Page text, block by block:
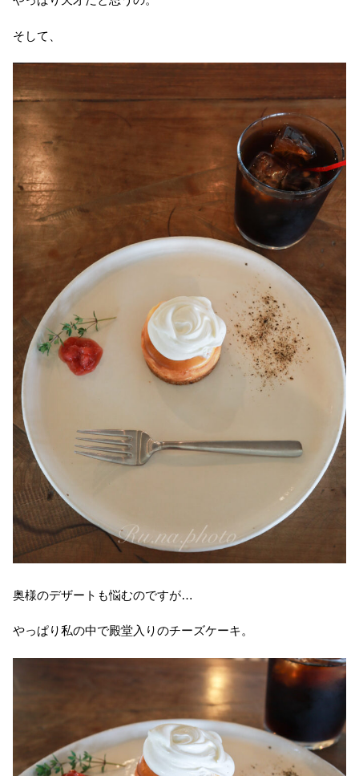
そして、
奥様のデザートも悩むのですが…
やっぱり私の中で殿堂入りのチーズケーキ。